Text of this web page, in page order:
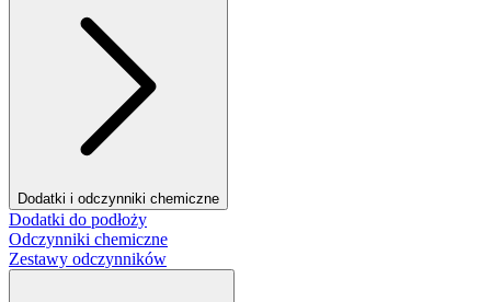
Dodatki i odczynniki chemiczne
Dodatki do podłoży
Odczynniki chemiczne
Zestawy odczynników